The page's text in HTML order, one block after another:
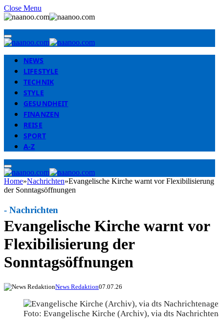
Close Menu
NEWS
LIFESTYLE
TECHNIK
STYLE
GESUNDHEIT
FINANZEN
REISE
SPORT
A-Z
Home»Nachrichten»Evangelische Kirche warnt vor Flexibilisierung
der Sonntagsöffnungen
Evangelische Kirche warnt vor
Flexibilisierung der
Sonntagsöffnungen
- Nachrichten
News Redaktion07.07.26
Foto: Evangelische Kirche (Archiv), via dts